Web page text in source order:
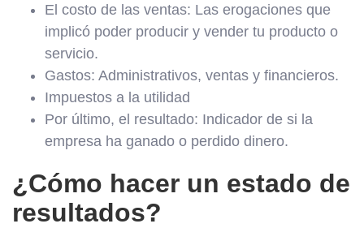
El costo de las ventas: Las erogaciones que
implicó poder producir y vender tu producto o
servicio.
Gastos: Administrativos, ventas y financieros.
Impuestos a la utilidad
Por último, el resultado: Indicador de si la
empresa ha ganado o perdido dinero.
¿Cómo hacer un estado de
resultados?